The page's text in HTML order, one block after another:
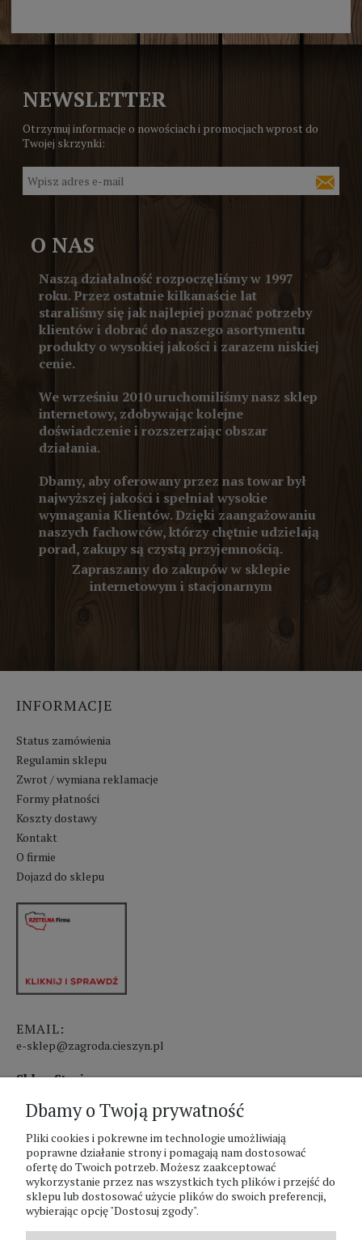
NEWSLETTER
Otrzymuj informacje o nowościach i promocjach wprost do
Twojej skrzynki:
O NAS
Naszą działalność rozpoczęliśmy w 1997
roku. Przez ostatnie kilkanaście lat
staraliśmy się jak najlepiej poznać potrzeby
klientów i dobrać do naszego asortymentu
produkty o wysokiej jakości i zarazem niskiej
cenie.
We wrześniu 2010 uruchomiliśmy nasz sklep
internetowy, zdobywając kolejne
doświadczenie i rozszerzając obszar
działania.
Dbamy, aby oferowany przez nas towar był
najwyższej jakości i spełniał wysokie
wymagania Klientów. Dzięki zaangażowaniu
naszych fachowców, którzy chętnie udzielają
porad, zakupy są czystą przyjemnością.
Zapraszamy do zakupów w sklepie
internetowym i stacjonarnym
INFORMACJE
Status zamówienia
Regulamin sklepu
Zwrot / wymiana reklamacje
Formy płatności
Koszty dostawy
Kontakt
O firmie
Dojazd do sklepu
EMAIL:
e-sklep@zagroda.cieszyn.pl
Sklep Stacjonarny czynny:
pon.-pt. 8:00 - 17:00
sobota 8:00 - 13:00
PHU Zagroda A.Szlaur
ZAGRODA Centrum Ogrodnicze
UL. Hallera 116A
Dbamy o Twoją prywatność
Pliki cookies i pokrewne im technologie umożliwiają
poprawne działanie strony i pomagają nam dostosować
ofertę do Twoich potrzeb. Możesz zaakceptować
wykorzystanie przez nas wszystkich tych plików i przejść do
sklepu lub dostosować użycie plików do swoich preferencji,
wybierając opcję "Dostosuj zgody".